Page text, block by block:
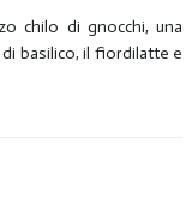
chilo di gnocchi, una
basilico, il fiordilatte e